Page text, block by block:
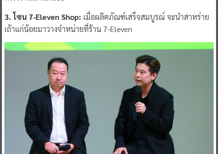
3. โซน 7-Eleven Shop: เมื่อผลิตภัณฑ์เสร็จสมบูรณ์ จะนำสาหร่าย
เถ้าแก่น้อยมาวางจำหน่ายที่ร้าน 7-Eleven